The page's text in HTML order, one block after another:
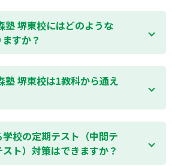
1ヶ月の無料体験を受付しておりま
み、夏休み、冬休みの講習では「4日
体験」授業を受けていただくことが
指導塾 森塾 堺東校の無料体験について
塾 堺東校にはどのような
すか？
堺東校では、小学生・中学生・高校
り、それぞれ学校のテストの点数アッ
コースとなっております。その他、小
策や、基礎学力を身につけるDOJOな
わせください。
ちら
塾 堺東校は1教科から通え
週1日から受講いただけます。自分から
をつけるために最初は1から2教科での
しております。まずはお気軽にご相談
校の定期テスト（中間テ
ト）対策はできますか？